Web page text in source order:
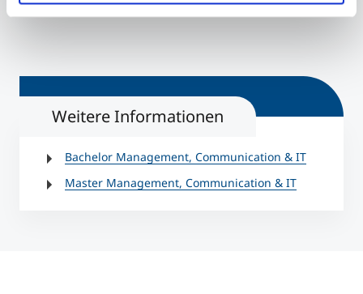
Weitere Informationen
Bachelor Management, Communication & IT
Master Management, Communication & IT